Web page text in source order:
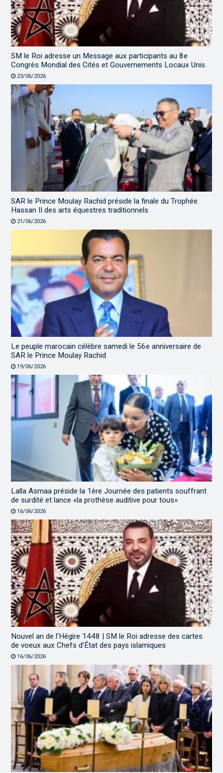
SM le Roi adresse un Message aux participants au 8e
Congrès Mondial des Cités et Gouvernements Locaux Unis
23/06/2026
SAR le Prince Moulay Rachid préside la finale du Trophée
Hassan II des arts équestres traditionnels
21/06/2026
Le peuple marocain célèbre samedi le 56e anniversaire de
SAR le Prince Moulay Rachid
19/06/2026
Lalla Asmaa préside la 1ère Journée des patients souffrant
de surdité et lance «la prothèse auditive pour tous»
16/06/2026
Nouvel an de l’Hégire 1448 | SM le Roi adresse des cartes
de voeux aux Chefs d’État des pays islamiques
16/06/2026